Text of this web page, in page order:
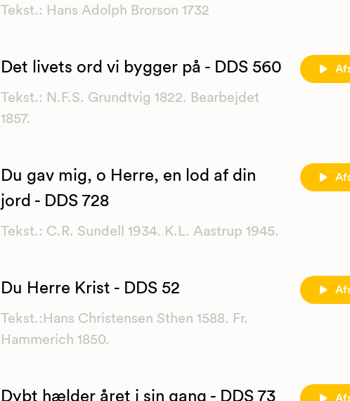
Tekst.: Hans Adolph Brorson 1732
Det livets ord vi bygger på - DDS 560
Tekst.: N.F.S. Grundtvig 1822. Bearbejdet
1857.
Du gav mig, o Herre, en lod af din
jord - DDS 728
Tekst.: C.R. Sundell 1934. K.L. Aastrup 1945.
Du Herre Krist - DDS 52
Tekst.:Hans Christensen Sthen 1588. Fr.
Hammerich 1850.
Dybt hælder året i sin gang - DDS 73